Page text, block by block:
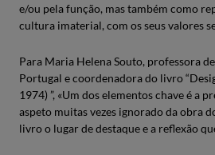
e/ou pela função, mas também como
cultura imaterial, com os seus valores
Para Maria Helena Souto, professora
Portugal e coordenadora do livro
1974) ”, «Um dos elementos chave é a
aspeto muitas vezes ignorado da obra
livro o lugar de destaque e a reflexão